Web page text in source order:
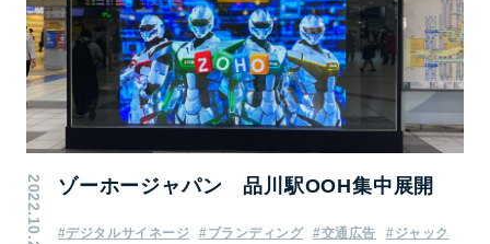
2022.10.20 ゾーホージャパン 品川駅OOH集中展開
#デジタルサイネージ #ブランディング #交通広告
#ジャック